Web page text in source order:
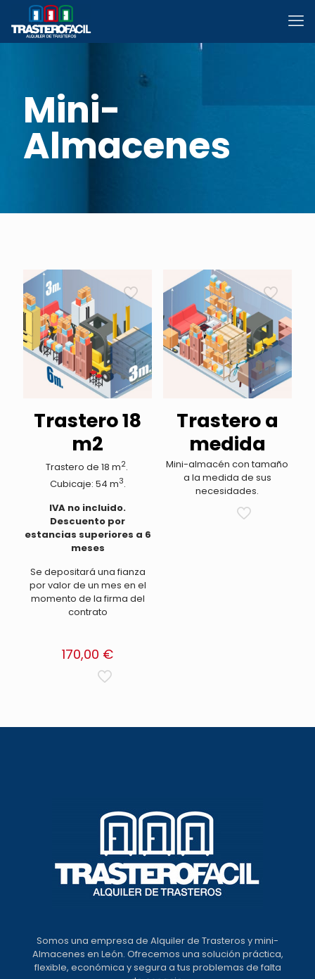
Mini-
Almacenes
Trastero 18
m2
Trastero de 18 m2.
Cubicaje: 54 m3.
IVA no incluido.
Descuento por
estancias superiores a 6
meses
Se depositará una fianza
por valor de un mes en el
momento de la firma del
contrato
170,00 €
Trastero a
medida
Mini-almacén con tamaño
a la medida de sus
necesidades.
Somos una empresa de Alquiler de Trasteros y mini-
Almacenes en León. Ofrecemos una solución práctica,
flexible, económica y segura a tus problemas de falta